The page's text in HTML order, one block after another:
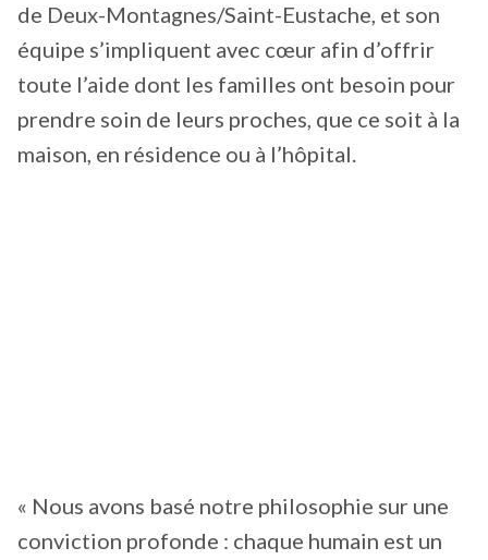
de Deux-Montagnes/Saint-Eustache, et son
équipe s’impliquent avec cœur afin d’offrir
toute l’aide dont les familles ont besoin pour
prendre soin de leurs proches, que ce soit à la
maison, en résidence ou à l’hôpital.
« Nous avons basé notre philosophie sur une
conviction profonde : chaque humain est un